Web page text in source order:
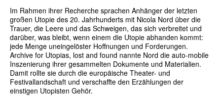
Im Rahmen ihrer Recherche sprachen Anhänger der letzten
großen Utopie des 20. Jahrhunderts mit Nicola Nord über die
Trauer, die Leere und das Schweigen, das sich verbreitet und
darüber, was bleibt, wenn einem die Utopie abhanden kommt:
jede Menge uneingelöster Hoffnungen und Forderungen.
Archive for Utopias, lost and found nannte Nord die auto-mobile
Inszenierung ihrer gesammelten Dokumente und Materialien.
Damit rollte sie durch die europäische Theater- und
Festivallandschaft und verschaffte den Erzählungen der
einstigen Utopisten Gehör.